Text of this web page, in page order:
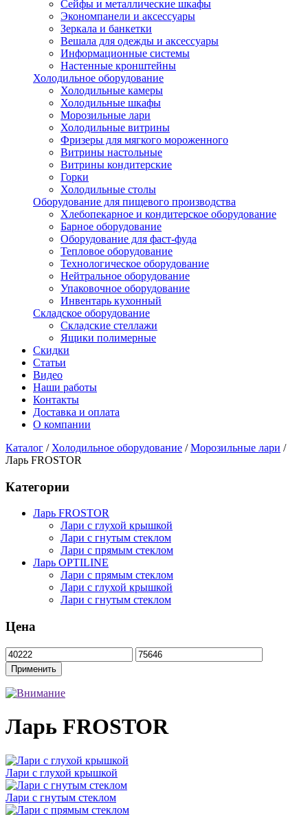
Сейфы и металлические шкафы
Экономпанели и аксессуары
Зеркала и банкетки
Вешала для одежды и аксессуары
Информационные системы
Настенные кронштейны
Холодильное оборудование
Холодильные камеры
Холодильные шкафы
Морозильные лари
Холодильные витрины
Фризеры для мягкого мороженного
Витрины настольные
Витрины кондитерские
Горки
Холодильные столы
Оборудование для пищевого производства
Хлебопекарное и кондитерское оборудование
Барное оборудование
Оборудование для фаст-фуда
Тепловое оборудование
Технологическое оборудование
Нейтральное оборудование
Упаковочное оборудование
Инвентарь кухонный
Складское оборудование
Складские стеллажи
Ящики полимерные
Скидки
Статьи
Видео
Наши работы
Контакты
Доставка и оплата
О компании
Каталог / Холодильное оборудование / Морозильные лари /
Ларь FROSTOR
Категории
Ларь FROSTOR
Лари с глухой крышкой
Лари с гнутым стеклом
Лари с прямым стеклом
Ларь OPTILINE
Лари с прямым стеклом
Лари с глухой крышкой
Лари с гнутым стеклом
Цена
Ларь FROSTOR
Лари с глухой крышкой
Лари с гнутым стеклом